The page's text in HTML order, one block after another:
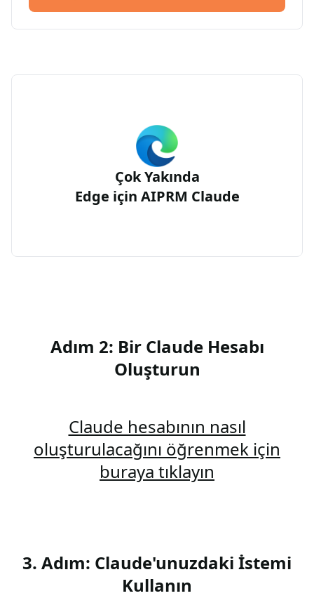
Çok Yakında
Edge için AIPRM Claude
Adım 2: Bir Claude Hesabı
Oluşturun
Claude hesabının nasıl
oluşturulacağını öğrenmek için
buraya tıklayın
3. Adım: Claude'unuzdaki İstemi
Kullanın